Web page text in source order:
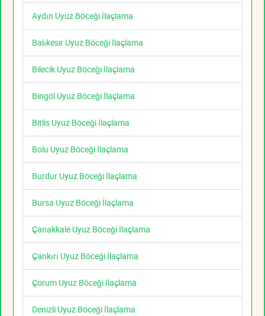
Aydın Uyuz Böceği İlaçlama
Balıkesir Uyuz Böceği İlaçlama
Bilecik Uyuz Böceği İlaçlama
Bingöl Uyuz Böceği İlaçlama
Bitlis Uyuz Böceği İlaçlama
Bolu Uyuz Böceği İlaçlama
Burdur Uyuz Böceği İlaçlama
Bursa Uyuz Böceği İlaçlama
Çanakkale Uyuz Böceği İlaçlama
Çankırı Uyuz Böceği İlaçlama
Çorum Uyuz Böceği İlaçlama
Denizli Uyuz Böceği İlaçlama